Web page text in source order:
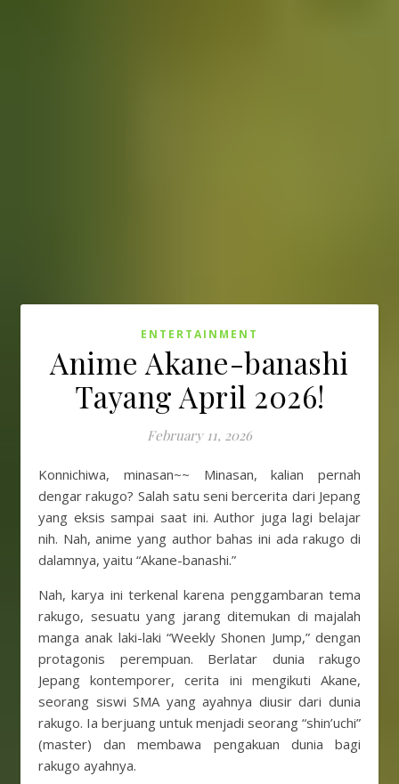
ENTERTAINMENT
Anime Akane-banashi
Tayang April 2026!
February 11, 2026
Konnichiwa, minasan~~ Minasan, kalian pernah
dengar rakugo? Salah satu seni bercerita dari Jepang
yang eksis sampai saat ini. Author juga lagi belajar
nih. Nah, anime yang author bahas ini ada rakugo di
dalamnya, yaitu “Akane-banashi.”
Nah, karya ini terkenal karena penggambaran tema
rakugo, sesuatu yang jarang ditemukan di majalah
manga anak laki-laki “Weekly Shonen Jump,” dengan
protagonis perempuan. Berlatar dunia rakugo
Jepang kontemporer, cerita ini mengikuti Akane,
seorang siswi SMA yang ayahnya diusir dari dunia
rakugo. Ia berjuang untuk menjadi seorang “shin’uchi”
(master) dan membawa pengakuan dunia bagi
rakugo ayahnya.